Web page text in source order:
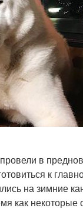
в
к
на зимние
как некоторые